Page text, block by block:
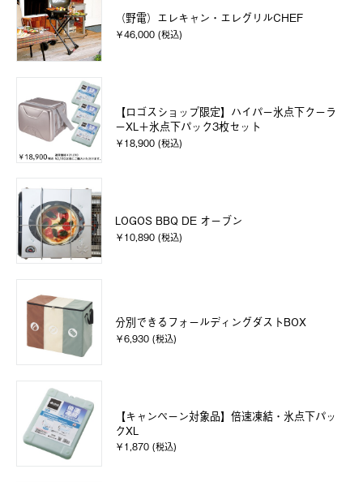
（野電）エレキャン・エレグリルCHEF
￥46,000 (税込)
【ロゴスショップ限定】ハイパー氷点下クーラ
ーXL＋氷点下パック3枚セット
￥18,900 (税込)
LOGOS BBQ DE オーブン
￥10,890 (税込)
分別できるフォールディングダストBOX
￥6,930 (税込)
【キャンペーン対象品】倍速凍結・氷点下パッ
クXL
￥1,870 (税込)